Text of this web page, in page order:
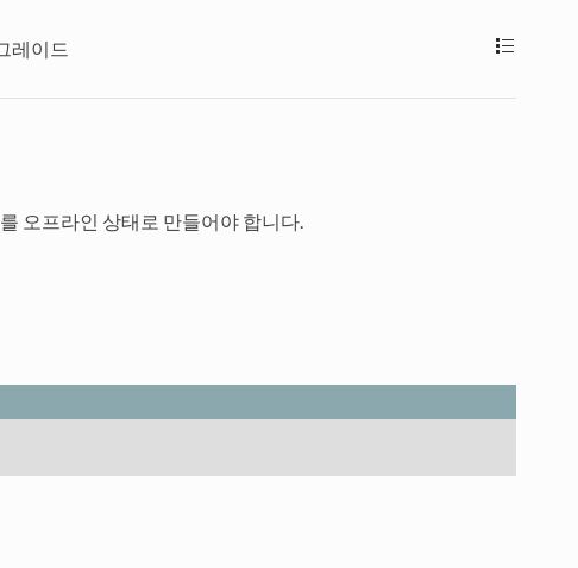
레이드
오프라인 상태로 만들어야 합니다.